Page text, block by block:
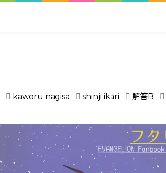
kaworu nagisa shinji ikari 解答B